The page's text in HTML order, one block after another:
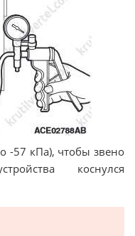
-57 кПа), чтобы звено
коснулся